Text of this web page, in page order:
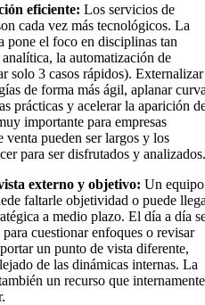
eficiente: Los servicios de
cada vez más tecnológicos. La
pone el foco en disciplinas tan
la automatización de
solo 3 casos rápidos). Externalizar
de forma más ágil, aplanar
prácticas y acelerar la aparición
importante para empresas
venta pueden ser largos y los
para ser disfrutados y analizados.
externo y objetivo: Un equipo
faltarle objetividad o puede
a medio plazo. El día a día
cuestionar enfoques o revisar
un punto de vista diferente,
de las dinámicas internas. La
un recurso que internamente